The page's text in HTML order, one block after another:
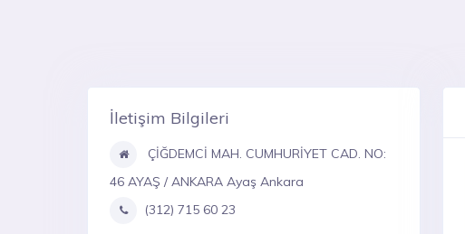
İletişim Bilgileri
ÇİĞDEMCİ MAH. CUMHURİYET CAD. NO:
46 AYAŞ / ANKARA Ayaş Ankara
(312) 715 60 23